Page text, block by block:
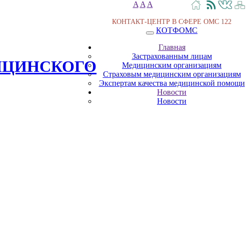
A A A
КОНТАКТ-ЦЕНТР В СФЕРЕ ОМС 122
КОТФОМС
Главная
Застрахованным лицам
Медицинским организациям
Страховым медицинским организациям
Экспертам качества медицинской помощи
Новости
Новости